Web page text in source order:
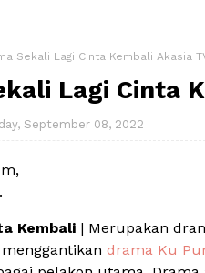
Sekali Lagi Cinta Kembali Akasia
Lagi Cinta
September 08, 2022
Kembali | Merupakan
drama Ku